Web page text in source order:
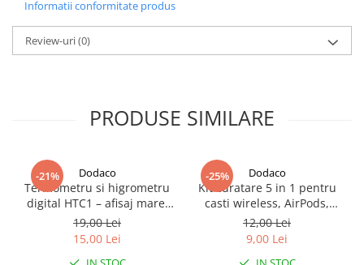
Informatii conformitate produs
Review-uri(0)
PRODUSE SIMILARE
-21% Dodaco
Termometru si higrometru
digital HTC1 – afisaj mare,
masurare precisa si functii
multiple
19,00 Lei
15,00 Lei
-25% Dodaco
Kit curatare 5 in 1 pentru
casti wireless, AirPods,
smartphone, tastatura si
aparate foto, instrument
multifunctional pentru
12,00 Lei
9,00 Lei